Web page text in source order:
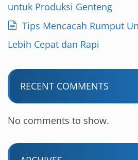
untuk Produksi Genteng
Tips Mencacah Rumput
Lebih Cepat dan Rapi
RECENT COMMENTS
No comments to show.